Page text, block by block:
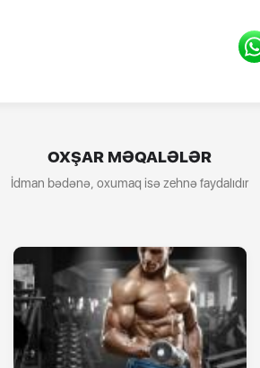
OXŞAR MƏQALƏLƏR
İdman bədənə, oxumaq isə zehnə faydalıdır